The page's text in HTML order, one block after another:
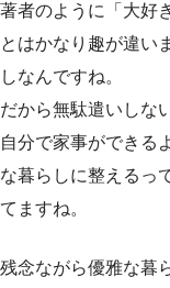
著者のように「大好
とはかなり趣が違い
しなんですね。
だから無駄遣いしな
自分で家事ができる
な暮らしに整えるっ
てますね。
残念ながら優雅な暮